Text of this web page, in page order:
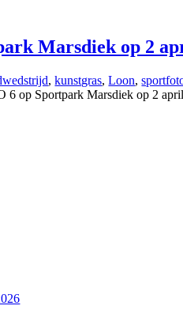
Marsdiek op 2
,kunstgras,Loon,
6 op Sportpark Marsdiek op 2